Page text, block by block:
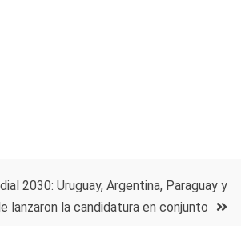
2030: Uruguay, Argentina, Paraguay y
lanzaron la candidatura en conjunto